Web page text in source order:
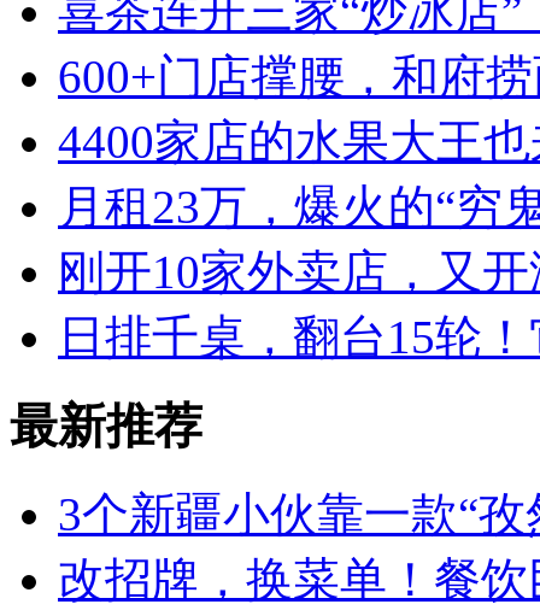
喜茶连开三家“炒冰店
600+门店撑腰，和府
4400家店的水果大王
月租23万，爆火的“穷
刚开10家外卖店，又
日排千桌，翻台15轮
最新推荐
3个新疆小伙靠一款“
改招牌，换菜单！餐